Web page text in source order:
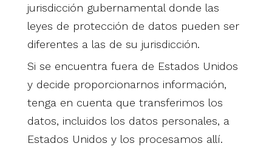
jurisdicción gubernamental donde las
leyes de protección de datos pueden ser
diferentes a las de su jurisdicción.
Si se encuentra fuera de Estados Unidos
y decide proporcionarnos información,
tenga en cuenta que transferimos los
datos, incluidos los datos personales, a
Estados Unidos y los procesamos allí.